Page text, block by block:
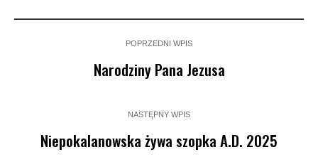
POPRZEDNI WPIS
Narodziny Pana Jezusa
NASTĘPNY WPIS
Niepokalanowska żywa szopka A.D. 2025